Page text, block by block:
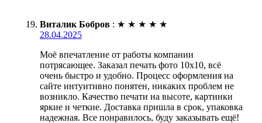
Виталик Бобров : ★ ★ ★ ★ ★
28.04.2025
Моё впечатление от работы компании
потрясающее. Заказал печать фото 10х10, всё
очень быстро и удобно. Процесс оформления на
сайте интуитивно понятен, никаких проблем не
возникло. Качество печати на высоте, картинки
яркие и четкие. Доставка пришла в срок, упаковка
надежная. Все понравилось, буду заказывать ещё!